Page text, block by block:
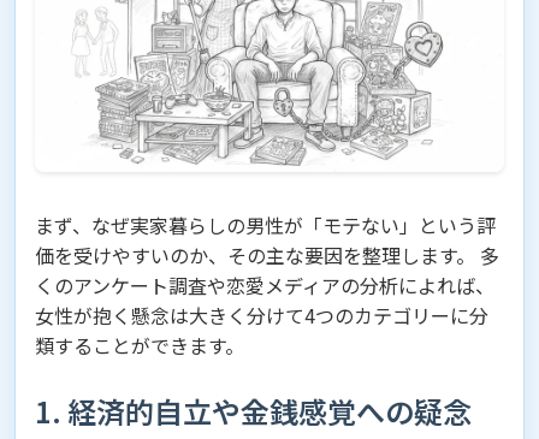
まず、なぜ実家暮らしの男性が「モテない」という評
価を受けやすいのか、その主な要因を整理します。 多
くのアンケート調査や恋愛メディアの分析によれば、
女性が抱く懸念は大きく分けて4つのカテゴリーに分
類することができます。
1. 経済的自立や金銭感覚への疑念